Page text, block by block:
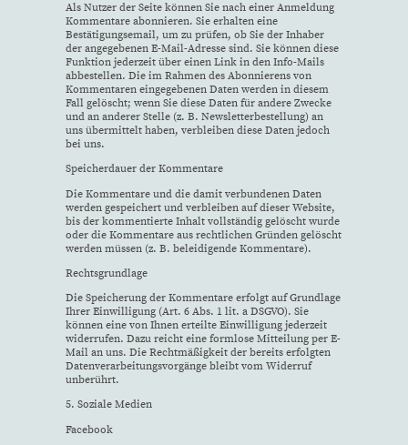
Als Nutzer der Seite können Sie nach einer Anmeldung
Kommentare abonnieren. Sie erhalten eine
Bestätigungsemail, um zu prüfen, ob Sie der Inhaber
der angegebenen E-Mail-Adresse sind. Sie können diese
Funktion jederzeit über einen Link in den Info-Mails
abbestellen. Die im Rahmen des Abonnierens von
Kommentaren eingegebenen Daten werden in diesem
Fall gelöscht; wenn Sie diese Daten für andere Zwecke
und an anderer Stelle (z. B. Newsletterbestellung) an
uns übermittelt haben, verbleiben diese Daten jedoch
bei uns.
Speicherdauer der Kommentare
Die Kommentare und die damit verbundenen Daten
werden gespeichert und verbleiben auf dieser Website,
bis der kommentierte Inhalt vollständig gelöscht wurde
oder die Kommentare aus rechtlichen Gründen gelöscht
werden müssen (z. B. beleidigende Kommentare).
Rechtsgrundlage
Die Speicherung der Kommentare erfolgt auf Grundlage
Ihrer Einwilligung (Art. 6 Abs. 1 lit. a DSGVO). Sie
können eine von Ihnen erteilte Einwilligung jederzeit
widerrufen. Dazu reicht eine formlose Mitteilung per E-
Mail an uns. Die Rechtmäßigkeit der bereits erfolgten
Datenverarbeitungsvorgänge bleibt vom Widerruf
unberührt.
5. Soziale Medien
Facebook